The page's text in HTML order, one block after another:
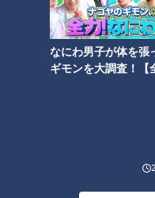
なにわ男子が体を張
ギモンを大調査！【
ランチでにぎわうこだわり定